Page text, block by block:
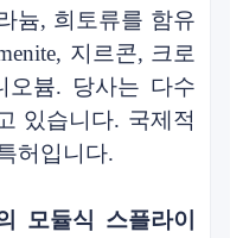
늄, 희토류를 함유
지르콘, 크로
오븀. 당사는 다수
있습니다. 국제적
허입니다.
모듈식 스플라이